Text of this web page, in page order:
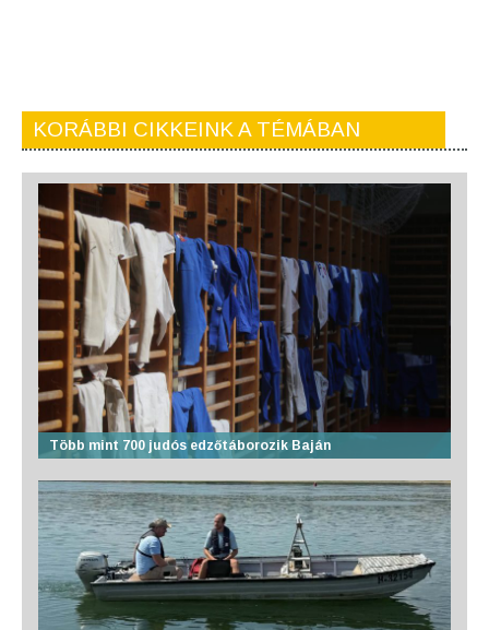
KORÁBBI CIKKEINK A TÉMÁBAN
Több mint 700 judós edzőtáborozik Baján